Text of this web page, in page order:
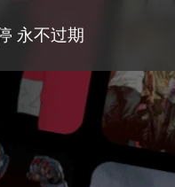
永不过期